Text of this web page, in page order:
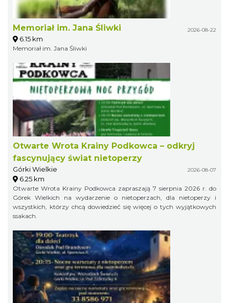
Memoriał im. Jana Śliwki 2026-08-22
6.15 km
Memoriał im. Jana Śliwki
Otwarte Wrota Krainy Podkowca – odkryj
fascynujący świat nietoperzy
Górki Wielkie 2026-08-07
6.25 km
Otwarte Wrota Krainy Podkowca zapraszają 7 sierpnia 2026 r. do
Górek Wielkich na wydarzenie o nietoperzach, dla nietoperzy i
wszystkich, którzy chcą dowiedzieć się więcej o tych wyjątkowych
ssakach.